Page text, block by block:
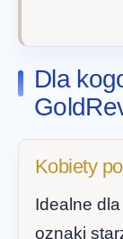
Dla
Kobiety
Idealne
oznaki